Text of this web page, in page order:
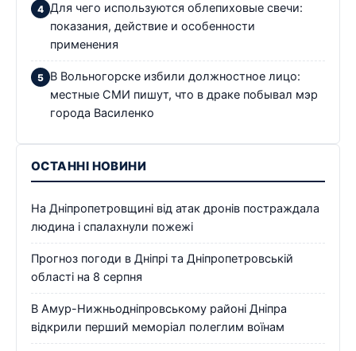
Для чего используются облепиховые свечи:
показания, действие и особенности
применения
В Вольногорске избили должностное лицо:
местные СМИ пишут, что в драке побывал мэр
города Василенко
ОСТАННІ НОВИНИ
На Дніпропетровщині від атак дронів постраждала
людина і спалахнули пожежі
Прогноз погоди в Дніпрі та Дніпропетровській
області на 8 серпня
В Амур-Нижньодніпровському районі Дніпра
відкрили перший меморіал полеглим воїнам